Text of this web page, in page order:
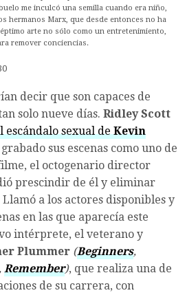
me inculcó una semilla cuando era niño,
hermanos Marx, que desde entonces no ha
arte no sólo como un entretenimiento,
remover conciencias.
decir que son capaces de
solo nueve días. Ridley Scott
escándalo sexual deKevin
sus escenas como uno de
el octogenario director
prescindir de él y eliminar
a los actores disponibles y
en las que aparecía este
intérprete, el veterano y
Plummer (Beginners,
Remember), que realiza una de
de su carrera, con